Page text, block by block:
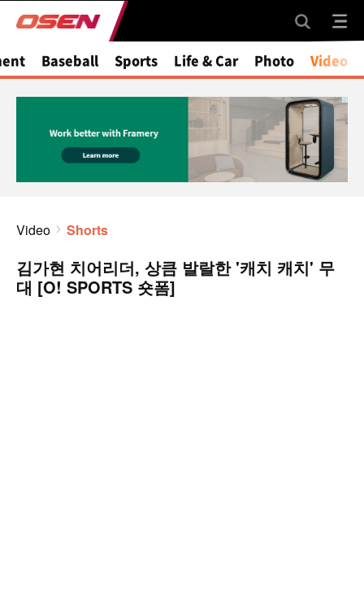
Baseball Sports Life & Car Photo Video
Video Shorts
김가현 치어리더, 상큼 발랄한 '캐치 캐치' 무
대 [O! SPORTS 숏폼]